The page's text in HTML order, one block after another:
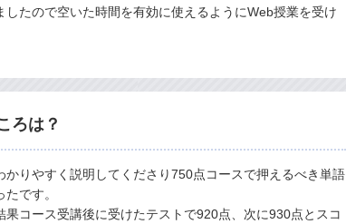
たので空いた時間を有効に使えるようにWeb授業を受け
ろは？
りやすく説明してくださり750点コースで押えるべき単語
です。
コース受講後に受けたテストで920点、次に930点とスコ